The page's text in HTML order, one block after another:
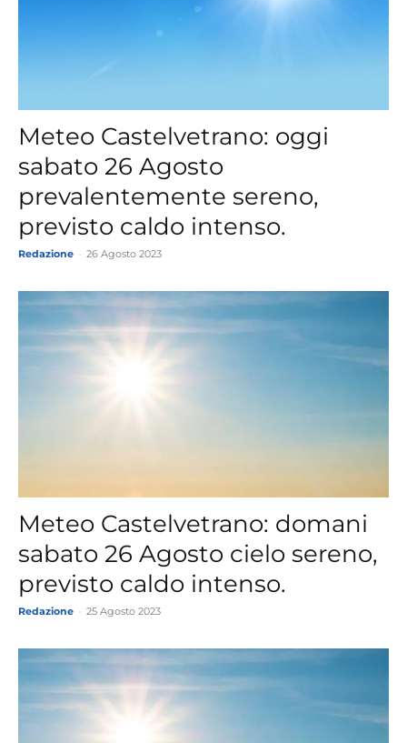
Meteo Castelvetrano: oggi
sabato 26 Agosto
prevalentemente sereno,
previsto caldo intenso.
Redazione 26 Agosto 2023
Meteo Castelvetrano: domani
sabato 26 Agosto cielo sereno,
previsto caldo intenso.
Redazione 25 Agosto 2023